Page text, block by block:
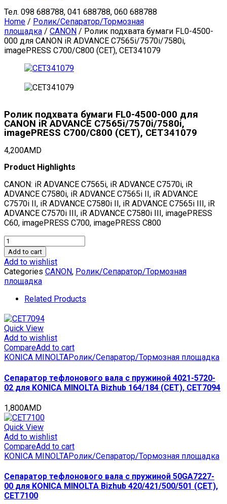
Тел. 098 688788, 041 688788, 060 688788
Home / Ролик/Сепаратор/Тормозная
площадка / CANON / Ролик подхвата бумаги FL0-4500-
000 для CANON iR ADVANCE C7565i/7570i/7580i,
imagePRESS C700/C800 (CET), CET341079
Ролик подхвата бумаги FL0-4500-000 для
CANON iR ADVANCE C7565i/7570i/7580i,
imagePRESS C700/C800 (CET), CET341079
4,200AMD
Product Highlights
CANON: iR ADVANCE C7565i, iR ADVANCE C7570i, iR
ADVANCE C7580i, iR ADVANCE C7565i II, iR ADVANCE
C7570i II, iR ADVANCE C7580i II, iR ADVANCE C7565i III, iR
ADVANCE C7570i III, iR ADVANCE C7580i III, imagePRESS
C60, imagePRESS C700, imagePRESS C800
Ролик
подхвата
бумаги
FL0-
4500-
для
iR
ADVANCE
C7565i/7570i/7580i,
imagePRESS
C700/C800
CET341079
quantity
Add to cart
Add to wishlist
Categories CANON, Ролик/Сепаратор/Тормозная
площадка
Related Products
Quick View
Add to wishlist
CompareAdd to cart
KONICA MINOLTAРолик/Сепаратор/Тормозная площадка
Сепаратор тефлонового вала с пружиной 4021-5720-
02 для KONICA MINOLTA Bizhub 164/184 (CET), CET7094
1,800AMD
Quick View
Add to wishlist
CompareAdd to cart
KONICA MINOLTAРолик/Сепаратор/Тормозная площадка
Сепаратор тефлонового вала с пружиной 50GA7227-
00 для KONICA MINOLTA Bizhub 420/421/500/501 (CET),
CET7100